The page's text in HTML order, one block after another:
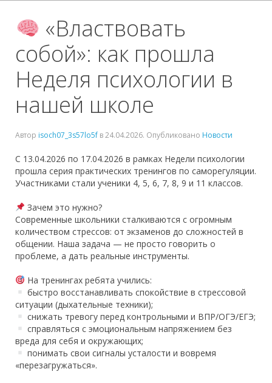
«Властвовать
собой»: как прошла
Неделя психологии в
нашей школе
Автор isoch07_3s57lo5f в24.04.2026. Опубликовано Новости
С 13.04.2026 по 17.04.2026 в рамках Недели психологии
прошла серия практических тренингов по саморегуляции.
Участниками стали ученики 4, 5, 6, 7, 8, 9 и 11 классов.
Зачем это нужно?
Современные школьники сталкиваются с огромным
количеством стрессов: от экзаменов до сложностей в
общении. Наша задача — не просто говорить о
проблеме, а дать реальные инструменты.
На тренингах ребята учились:
быстро восстанавливать спокойствие в стрессовой
ситуации (дыхательные техники);
снижать тревогу перед контрольными и ВПР/ОГЭ/ЕГЭ;
справляться с эмоциональным напряжением без
вреда для себя и окружающих;
понимать свои сигналы усталости и вовремя
«перезагружаться».